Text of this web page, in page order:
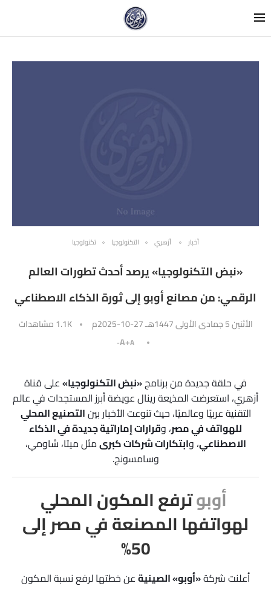
أخبار أزهري التكنولوجيا تكنولوجيا
«نبض التكنولوجيا» يرصد أحدث تطورات العالم
الرقمي: من مصانع أوبو إلى ثورة الذكاء الاصطناعي
الأثنين 5 جمادى الأولى 1447هـ 27-10-2025م 1.1Kمشاهدات
A+A-
في حلقة جديدة من برنامج«نبض التكنولوجيا»على قناة
أزهري، استعرضت المذيعة رينال عويضة أبرز المستجدات في عالم
التقنية عربيًا وعالميًا، حيث تنوعت الأخبار بينالتصنيع المحلي
للهواتف في مصر، وقرارات إماراتية جديدة في الذكاء
الاصطناعي، وابتكارات شركات كبرىمثل ميتا، شاومي،
وسامسونج.
أوبوترفع المكون المحلي
لهواتفها المصنعة في مصر إلى
50%
أعلنت شركة«أوبو» الصينيةعن خطتها لرفع نسبة المكون